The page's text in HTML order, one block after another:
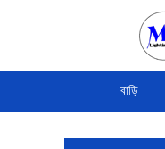
বাড়ি